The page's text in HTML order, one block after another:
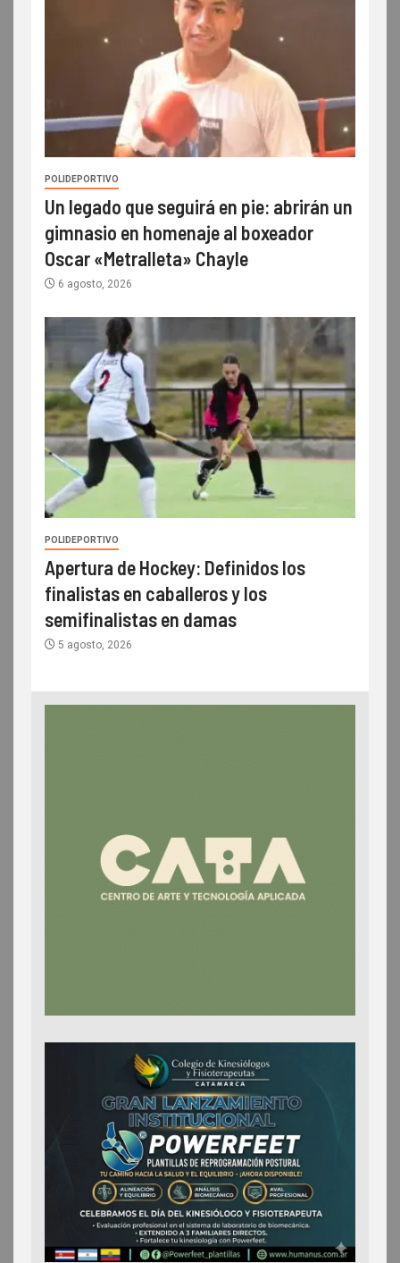
POLIDEPORTIVO
Un legado que seguirá en pie: abrirán un
gimnasio en homenaje al boxeador
Oscar «Metralleta» Chayle
6 agosto, 2026
POLIDEPORTIVO
Apertura de Hockey: Definidos los
finalistas en caballeros y los
semifinalistas en damas
5 agosto, 2026